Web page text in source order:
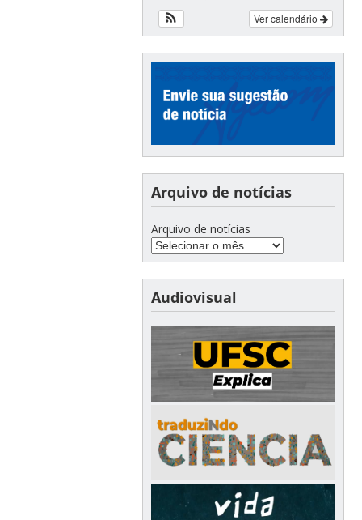
Ver calendário
Arquivo de notícias
Arquivo de notícias
Audiovisual